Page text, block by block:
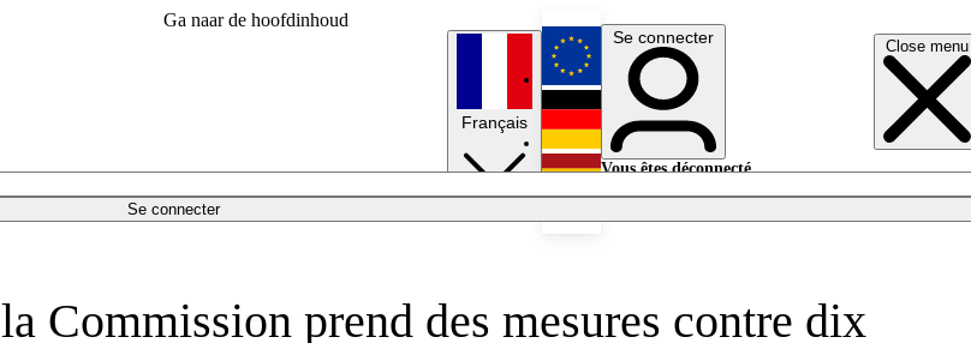
Ga naar de hoofdinhoud
Close menu
Se connecter
Français
English
Deutsch
Se connecter
Vous êtes déconnecté.
Commission prend des mesures contre dix